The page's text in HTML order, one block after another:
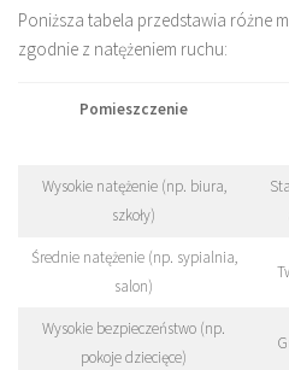
Poniższa tabela przedstawia różne
zgodnie z natężeniem ruchu:
Pomieszczenie
Wysokie natężenie (np. biura,
szkoły)
Średnie natężenie (np. sypialnia,
salon)
Wysokie bezpieczeństwo (np.
pokoje dziecięce)